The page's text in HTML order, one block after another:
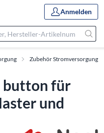
Anmelden
Zubehör Stromversorgung
button für
und